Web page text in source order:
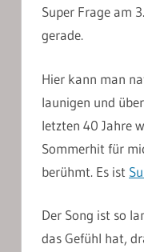
Super Frage am
gerade.
Hier kann man
launigen und
letzten 40 Jahre
Sommerhit für
berühmt. Es ist
Der Song ist so
das Gefühl hat,